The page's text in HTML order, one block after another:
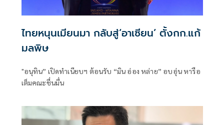
ไทยหนุนเมียนมา กลับสู่‘อาเซียน’ ตั้งกก.แก้
มลพิษ
"อนุทิน” เปิดทำเนียบฯ ต้อนรับ “มิน อ่อง หล่าย” อบอุ่น หารือ
เต็มคณะชื่นมื่น